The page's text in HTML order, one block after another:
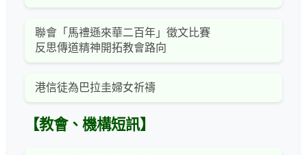
聯會「馬禮遜來華二百年」徵文比賽
反思傳道精神開拓教會路向
港信徒為巴拉圭婦女祈禱
【教會、機構短訊】